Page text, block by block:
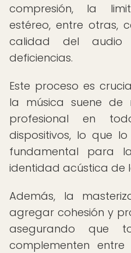
compresión, la
estéreo, entre otras,
calidad del audio
deficiencias.
Este proceso es
la música suene de
profesional en
dispositivos, lo que
fundamental para
identidad acústica de
Además, la
agregar cohesión y
asegurando que
complementen